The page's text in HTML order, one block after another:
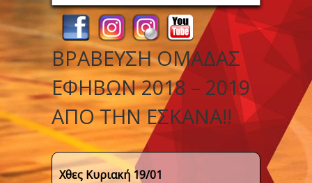
ΒΡΆΒΕΥΣΗ ΟΜΆΔΑΣ
ΕΦΉΒΩΝ 2018 – 2019
ΑΠΌ ΤΗΝ ΕΣΚΑΝΑ!!
Χθες Κυριακή 19/01